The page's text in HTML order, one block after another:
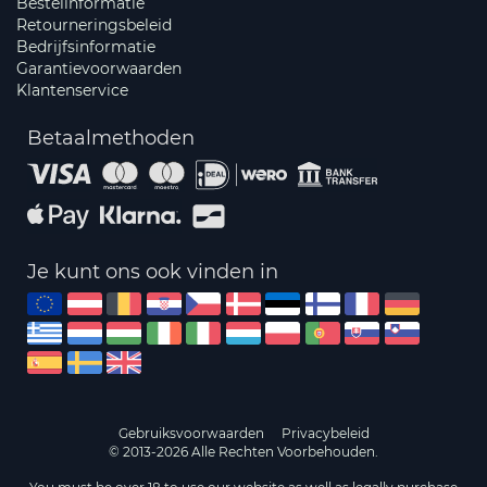
Retourneringsbeleid
Bedrijfsinformatie
Garantievoorwaarden
Klantenservice
Betaalmethoden
Je kunt ons ook vinden in
Gebruiksvoorwaarden
Privacybeleid
© 2013-2026 Alle Rechten Voorbehouden.